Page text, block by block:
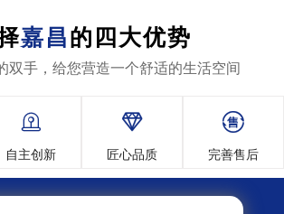
嘉昌的四大优势
双手，给您营造一个舒适的生活空间

自主创新

匠心品质

完善售后